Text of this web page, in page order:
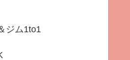
ジム1to1